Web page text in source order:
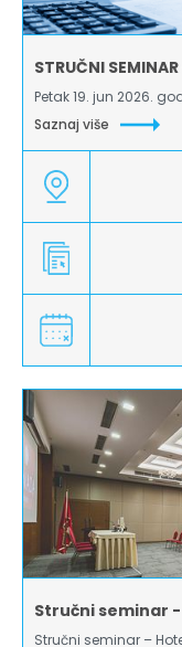
STRUČNI
Petak 19. jun 2026.
Saznaj više
Stručni seminar
Stručni seminar –